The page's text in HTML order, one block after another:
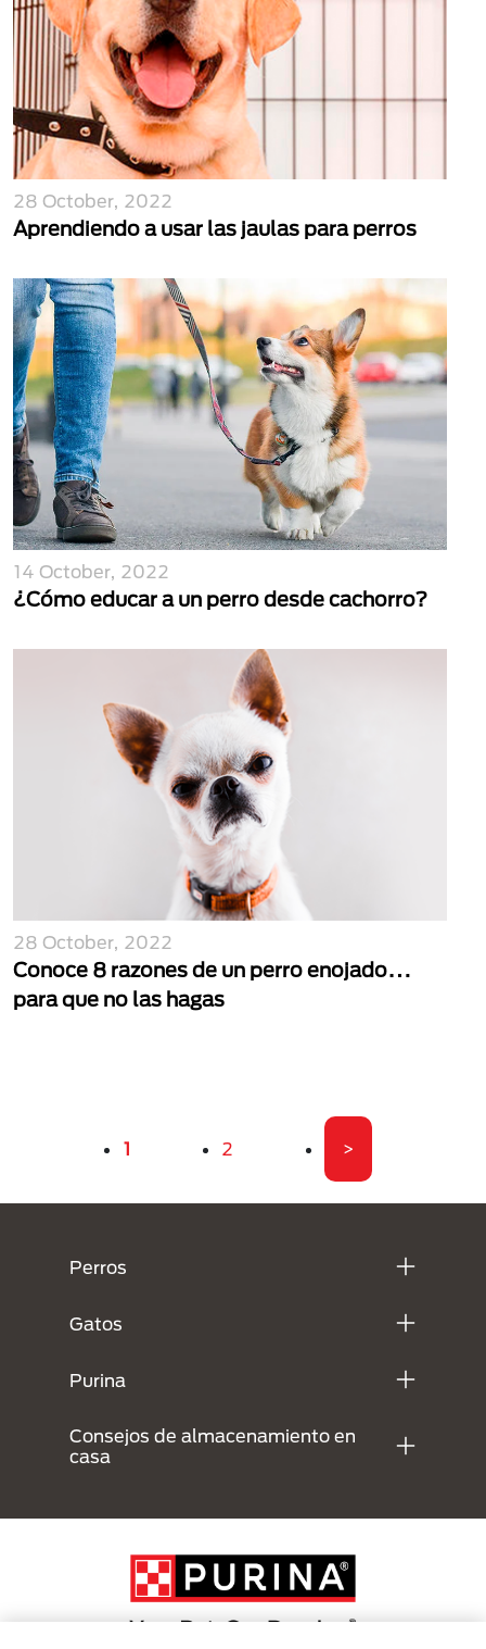
28 October, 2022
Aprendiendo a usar las jaulas para perros
14 October, 2022
¿Cómo educar a un perro desde cachorro?
28 October, 2022
Conoce 8 razones de un perro enojado…
para que no las hagas
Página actual
1 Página
2 Última página
>
Perros
Gatos
Purina
Consejos de almacenamiento en
casa